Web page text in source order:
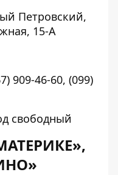
Петровский,
15-А
909-46-60, (099)
свободный